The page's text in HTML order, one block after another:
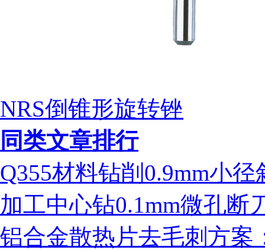
NRS倒锥形旋转锉
同类文章排行
Q355材料钻削0.9mm小
加工中心钻0.1mm微孔断
铝合金散热片去毛刺方案